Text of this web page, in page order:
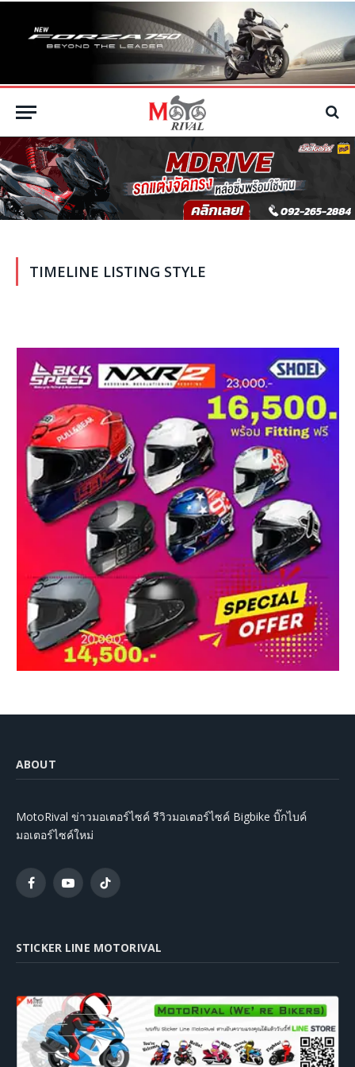
TIMELINE LISTING STYLE
ABOUT
MotoRival ข่าวมอเตอร์ไซค์ รีวิวมอเตอร์ไซค์ Bigbike บิ๊กไบค์
มอเตอร์ไซค์ใหม่
FacebookYouTubeTikTok
STICKER LINE MOTORIVAL